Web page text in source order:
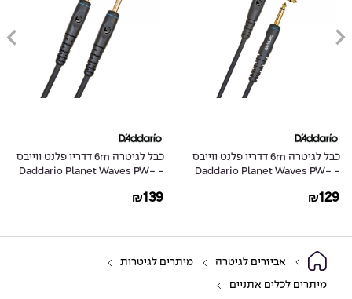
כבל לגיטרה 6m דדריו פלנט ווייבס
- Daddario Planet Waves PW-
₪129
כבל לגיטרה 6m דדריו פלנט ווייבס
- Daddario Planet Waves PW-
₪139
אביזרים לגיטרה מיתרים לגיטרות
מיתרים לכלים אתניים